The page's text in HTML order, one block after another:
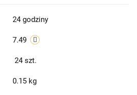
24 godziny
7.49
24 szt.
0.15 kg